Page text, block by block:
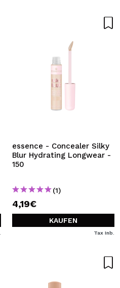
essence - Concealer Silky
Blur Hydrating Longwear -
150
(1)
4,19€
KAUFEN
Tax Inb.